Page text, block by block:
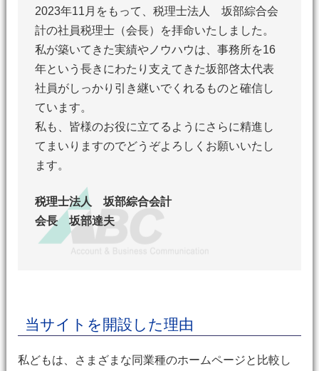
2023年11月をもって、税理士法人 坂部綜合会
計の社員税理士（会長）を拝命いたしました。
私が築いてきた実績やノウハウは、事務所を16
年という長きにわたり支えてきた坂部啓太代表
社員がしっかり引き継いでくれるものと確信し
ています。
私も、皆様のお役に立てるようにさらに精進し
てまいりますのでどうぞよろしくお願いいたし
ます。
税理士法人 坂部綜合会計
会長 坂部達夫
当サイトを開設した理由
私どもは、さまざまな同業種のホームページと比較し